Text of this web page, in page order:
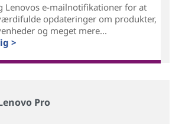
Lenovos e-mailnotifikationer for at
opdateringer om produkter,
og meget mere...
>
Pro